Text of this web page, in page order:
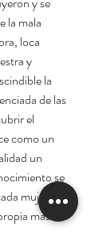
la mala
loca...
y
la
de las
el
como un
un
se
mujer
más